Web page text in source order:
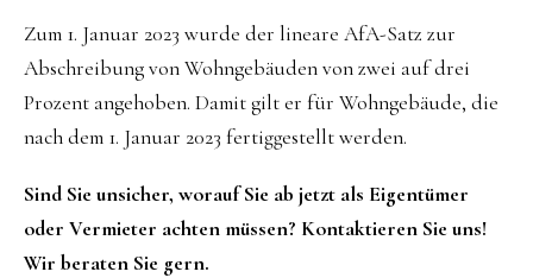
Zum 1. Januar 2023 wurde der lineare AfA-Satz zur
Abschreibung von Wohngebäuden von zwei auf drei
Prozent angehoben. Damit gilt er für Wohngebäude, die
nach dem 1. Januar 2023 fertiggestellt werden.
Sind Sie unsicher, worauf Sie ab jetzt als Eigentümer
oder Vermieter achten müssen? Kontaktieren Sie uns!
Wir beraten Sie gern.